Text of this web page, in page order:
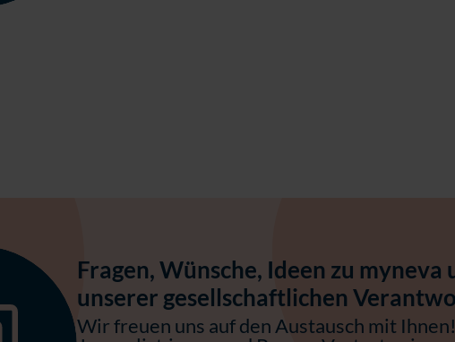
Fragen, Wünsche, Ideen zu myneva
unserer gesellschaftlichen
Wir freuen uns auf den Austausch mit Ihnen!